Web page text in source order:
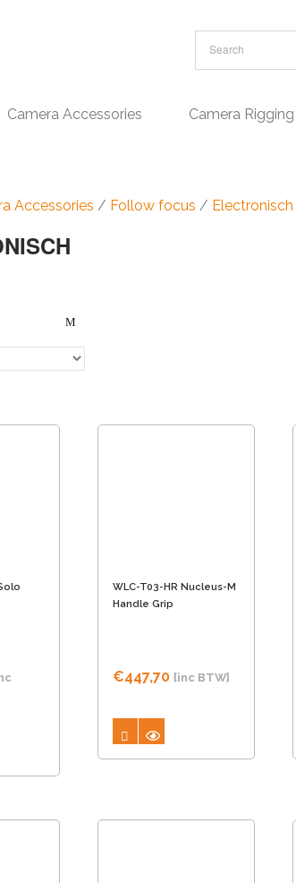
Camera Accessories Camera Rigging
Accessories / Follow focus / Electronisch
WLC-T03-HR Nucleus-M
Handle Grip
€447,70 {inc BTW}